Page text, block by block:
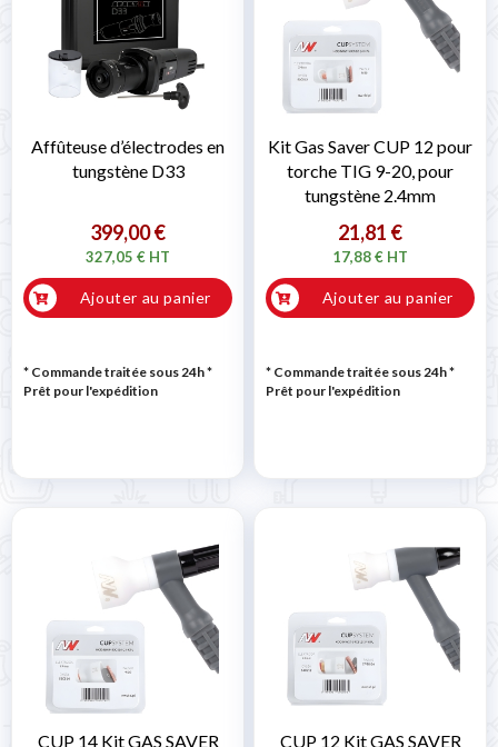
Affûteuse d’électrodes en
tungstène D33
399,00 €
327,05 € HT
Ajouter au panier
* Commande traitée sous 24h*
Prêt pour l'expédition
Kit Gas Saver CUP 12 pour
torche TIG 9-20, pour
tungstène 2.4mm
21,81 €
17,88 € HT
Ajouter au panier
* Commande traitée sous 24h*
Prêt pour l'expédition
CUP 14 Kit GAS SAVER
CUP 12 Kit GAS SAVER